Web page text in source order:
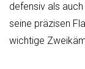
defensiv als
seine präzisen
wichtige